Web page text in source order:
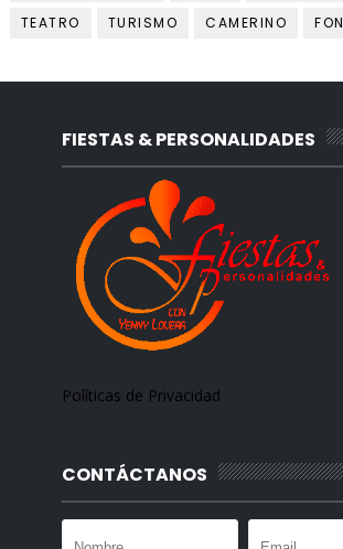
TEATRO
TURISMO CAMERINO FON
FIESTAS & PERSONALIDADES
Políticas de Privacidad
CONTÁCTANOS